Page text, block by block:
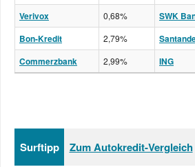
Verivox 0,68% SWK
Bon-Kredit 2,79%
Commerzbank 2,99% ING
Surftipp Zum Autokredit-Vergleich